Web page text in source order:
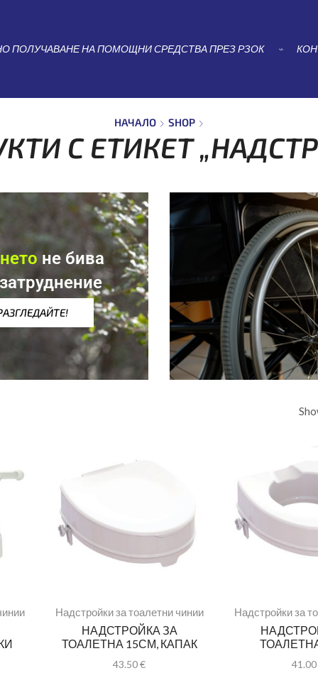
ПОЛУЧАВАНЕ НА ПОМОЩНИ СРЕДСТВА ПРЕЗ РЗОК ⌁
ПРОДУКТИ С ЕТИКЕТ „НАДСТРОЙКА“
НАЧАЛО SHOP
С ЕТИКЕТ
не бива
Надстройки за тоалетни чинии
НАДСТРОЙКА ЗА
ТОАЛЕТНА 15СМ, КАПАК
43.50€
Надстройки за
41.00